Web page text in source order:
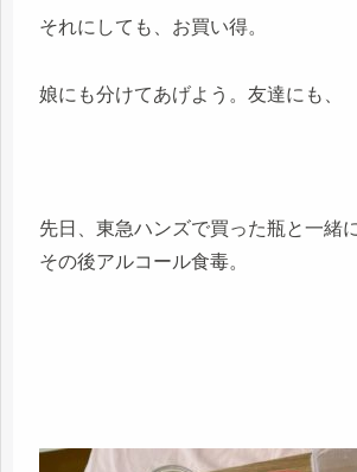
それにしても、お買い得。
娘にも分けてあげよう。友達にも、
先日、東急ハンズで買った瓶と一緒
その後アルコール食毒。